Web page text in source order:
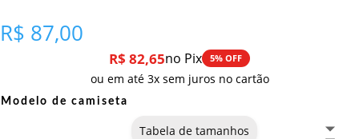
R$ 87,00
R$ 82,65no Pix 5% OFF
ou em até 3x sem juros no cartão
Modelo de camiseta
Tabela de tamanhos